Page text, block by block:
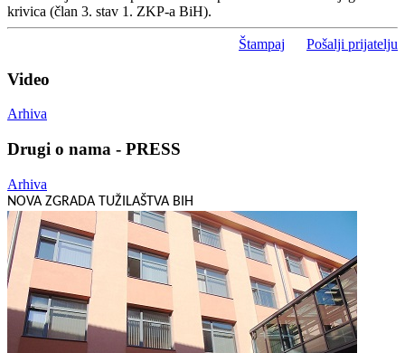
krivica (član 3. stav 1. ZKP-a BiH).
Štampaj Pošalji prijatelju
Video
Arhiva
Drugi o nama - PRESS
Arhiva
NOVA ZGRADA TUŽILAŠTVA BIH